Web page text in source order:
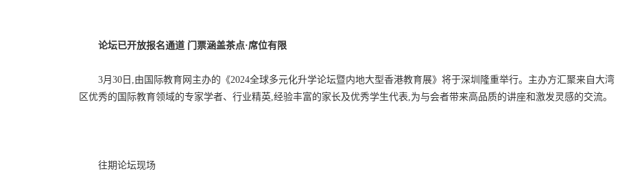
论坛已开放报名通道 门票涵盖茶点·席位有限
3月30日,由国际教育网主办的《2024全球多元化升学论坛暨内地大型香港教育展》将于深圳隆重举行。主办方汇聚来自大湾
区优秀的国际教育领域的专家学者、行业精英,经验丰富的家长及优秀学生代表,为与会者带来高品质的讲座和激发灵感的交流。
往期论坛现场